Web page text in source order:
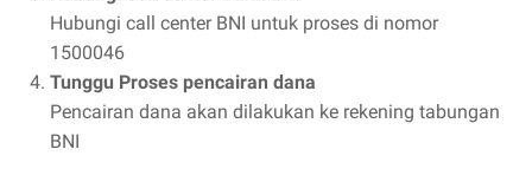
Hubungi call center BNI untuk proses di nomor
1500046
Tunggu Proses pencairan dana
Pencairan dana akan dilakukan ke rekening tabungan
BNI